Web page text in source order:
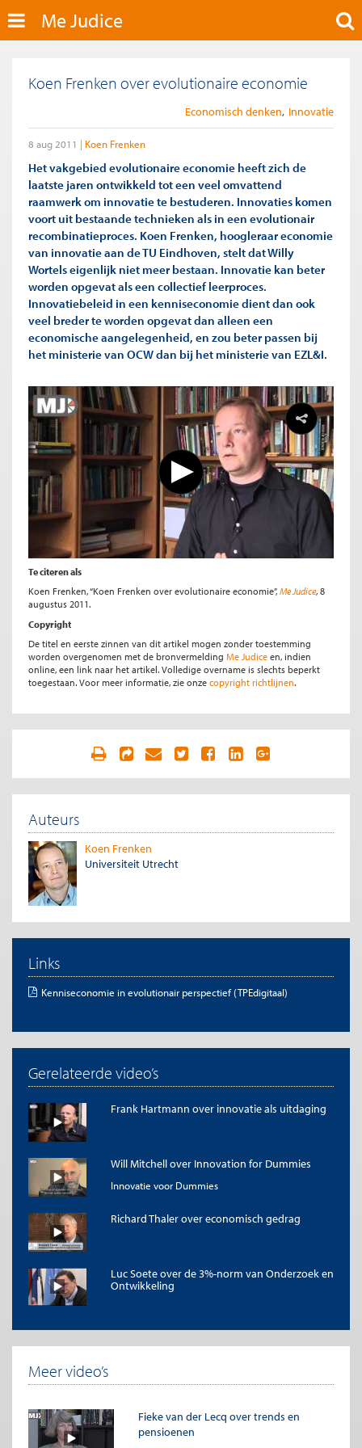
Me Judice
Koen Frenken over evolutionaire economie
Economisch denken Innovatie
8 aug 2011 Koen Frenken
Het vakgebied evolutionaire economie heeft zich de
laatste jaren ontwikkeld tot een veel omvattend
raamwerk om innovatie te bestuderen. Innovaties komen
voort uit bestaande technieken als in een evolutionair
recombinatieproces. Koen Frenken, hoogleraar economie
van innovatie aan de TU Eindhoven, stelt dat Willy
Wortels eigenlijk niet meer bestaan. Innovatie kan beter
worden opgevat als een collectief leerproces.
Innovatiebeleid in een kenniseconomie dient dan ook
veel breder te worden opgevat dan alleen een
economische aangelegenheid, en zou beter passen bij
het ministerie van OCW dan bij het ministerie van EZL&I.
Te citeren als
Koen Frenken, “Koen Frenken over evolutionaire economie”, Me Judice, 8
augustus 2011.
Copyright
De titel en eerste zinnen van dit artikel mogen zonder toestemming
worden overgenomen met de bronvermelding Me Judice en, indien
online, een link naar het artikel. Volledige overname is slechts beperkt
toegestaan. Voor meer informatie, zie onze copyright richtlijnen.
Auteurs
Koen Frenken
Universiteit Utrecht
Links
Kenniseconomie in evolutionair perspectief (TPEdigitaal)
Gerelateerde video’s
Frank Hartmann over innovatie als uitdaging
Will Mitchell over Innovation for Dummies
Innovatie voor Dummies
Richard Thaler over economisch gedrag
Luc Soete over de 3%-norm van Onderzoek en
Ontwikkeling
Meer video’s
Fieke van der Lecq over trends en
pensioenen